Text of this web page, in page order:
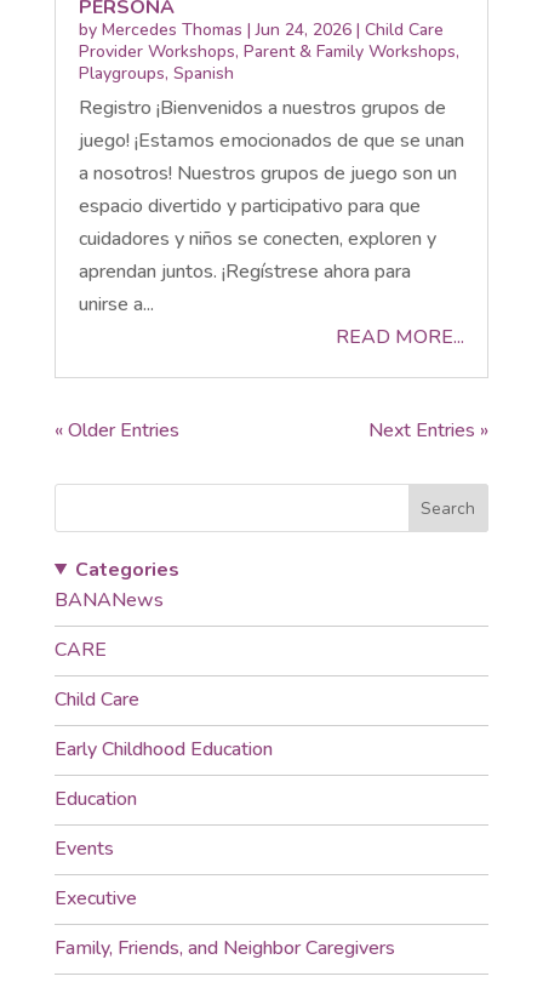
PERSONA
by Mercedes Thomas |Jun 24, 2026| Child Care
Provider Workshops, Parent & Family Workshops,
Playgroups, Spanish
Registro ¡Bienvenidos a nuestros grupos de
juego! ¡Estamos emocionados de que se unan
a nosotros! Nuestros grupos de juego son un
espacio divertido y participativo para que
cuidadores y niños se conecten, exploren y
aprendan juntos. ¡Regístrese ahora para
unirse a...
READ MORE...
« Older Entries Next Entries »
Search
Categories
BANANews
CARE
Child Care
Early Childhood Education
Education
Events
Executive
Family, Friends, and Neighbor Caregivers